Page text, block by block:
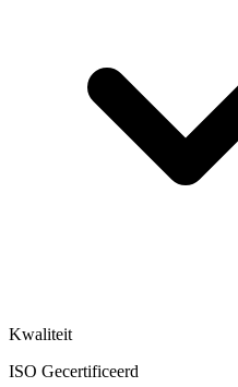
Kwaliteit
ISO Gecertificeerd